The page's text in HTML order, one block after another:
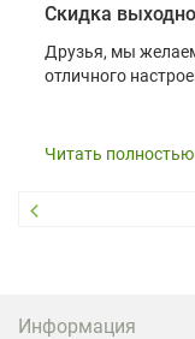
Скидка
Друзья, мы
отличного
Читать полностью
Информация